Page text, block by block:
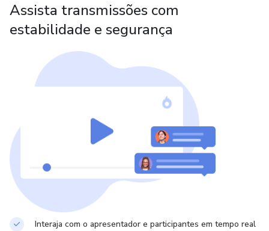
Assista transmissões com
estabilidade e segurança
Interaja com o apresentador e participantes em tempo real